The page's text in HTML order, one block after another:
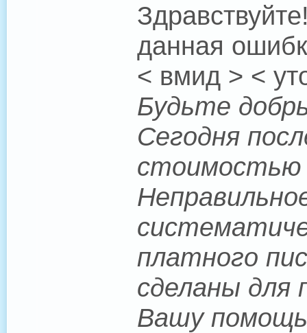
данная
< вмид > <
Будьте
Сегодня
стоимостью
платного
сделаны для
Вашу